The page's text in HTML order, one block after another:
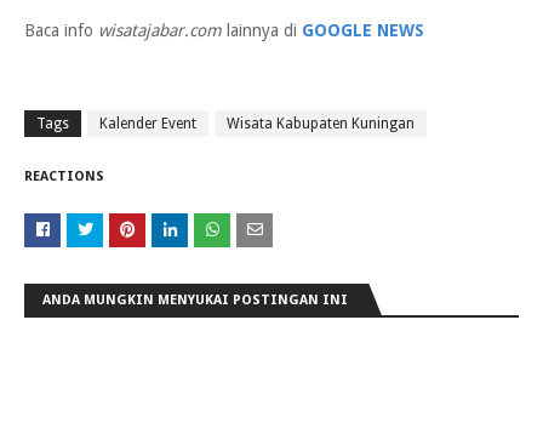
Baca info wisatajabar.com lainnya di GOOGLE NEWS
Tags Kalender Event Wisata Kabupaten Kuningan
REACTIONS
ANDA MUNGKIN MENYUKAI POSTINGAN INI